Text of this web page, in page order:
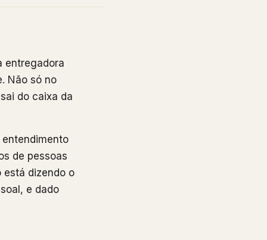
entregadora
Não só no
do caixa da
entendimento
de pessoas
está dizendo o
e dado